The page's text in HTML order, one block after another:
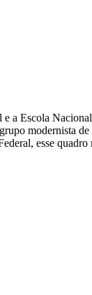
a Escola
modernista
esse quadro